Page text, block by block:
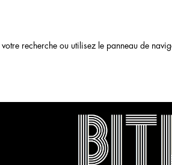
recherche ou utilisez le panneau de